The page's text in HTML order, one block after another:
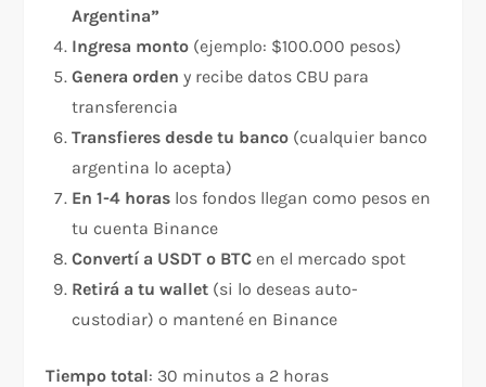
Argentina”
Ingresa monto (ejemplo: $100.000 pesos)
Genera orden y recibe datos CBU para
transferencia
Transfieres desde tu banco (cualquier banco
argentina lo acepta)
En 1-4 horas los fondos llegan como pesos en
tu cuenta Binance
Convertí a USDT o BTC en el mercado spot
Retirá a tu wallet (si lo deseas auto-
custodiar) o mantené en Binance​
Tiempo total: 30 minutos a 2 horas